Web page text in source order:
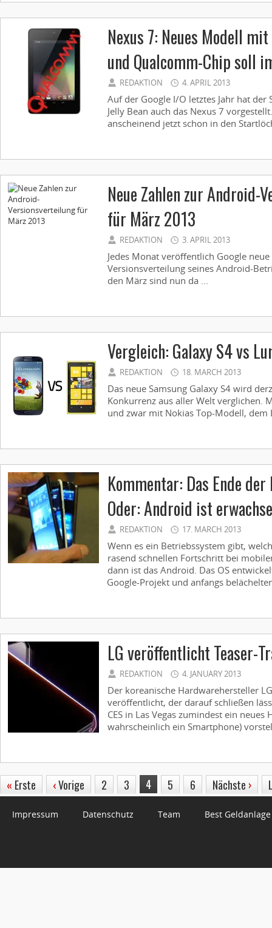
Nexus 7: Neues Modell
und Qualcomm-Chip soll
REDAKTION 4. APRIL 2013
Auf der Google I/O letztes Jahr hat der
Jelly Bean auch das Nexus 7
anscheinend jetzt schon in den
Neue Zahlen zur Android-
für März 2013
REDAKTION 3. APRIL 2013
Jedes Monat veröffentlich Google
Versionsverteilung seines Android-
den März sind nun da ...
Vergleich: Galaxy S4 vs
REDAKTION 18. MARCH 2013
Das neue Samsung Galaxy S4 wird
Konkurrenz aus aller Welt verglichen.
und zwar mit Nokias Top-Modell, dem
Kommentar: Das Ende
Oder: Android ist
REDAKTION 17. MARCH 2013
Wenn es ein Betriebssystem gibt,
rasend schnellen Fortschritt bei
dann ist das Android. Das OS
Google-Projekt und anfangs
LG veröffentlicht Teaser-
REDAKTION 4. JANUARY 2013
Der koreanische Hardwarehersteller
veröffentlicht, der darauf schließen
CES in Las Vegas zumindest ein neues
wahrscheinlich ein Smartphone)
« Erste ‹Vorige 2 3 4 5 6 Nächste ›
Impressum Datenschutz Team Best Geldanlage